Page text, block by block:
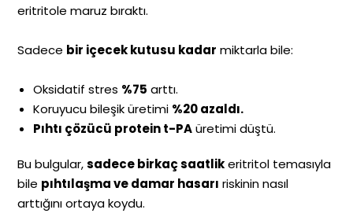
eritritole maruz bıraktı.
Sadece bir içecek kutusu kadar miktarla bile:
Oksidatif stres %75 arttı.
Koruyucu bileşik üretimi %20 azaldı.
Pıhtı çözücü protein t-PAüretimi düştü.
Bu bulgular,sadece birkaç saatlikeritritol temasıyla
bile pıhtılaşma ve damar hasarı riskinin nasıl
arttığını ortaya koydu.